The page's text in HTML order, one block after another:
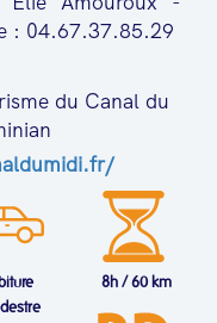
: 04.67.37.85.29
du Canal du
8h / 60 km